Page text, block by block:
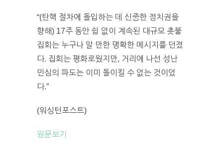
“(탄핵 절차에 돌입하는 데 신중한 정치권을
향해) 17주 동안 쉼 없이 계속된 대규모 촛불
집회는 누구나 알 만한 명확한 메시지를 던졌
다. 집회는 평화로웠지만, 거리에 나선 성난
민심의 파도는 이미 돌이킬 수 없는 것이었
다.”
(워싱턴포스트)
원문보기